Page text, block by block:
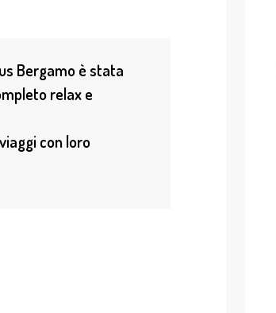
Bergamo è stata
relax e
con loro